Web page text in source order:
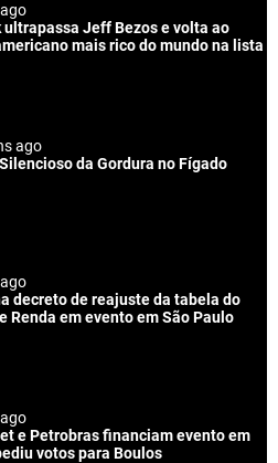
e
e
ultrapassa Jeff Bezos e volta ao
mais rico do mundo na lista
ago
da Gordura no Fígado
decreto de reajuste da tabela do
Renda em evento em São Paulo
e Petrobras financiam evento em
votos para Boulos